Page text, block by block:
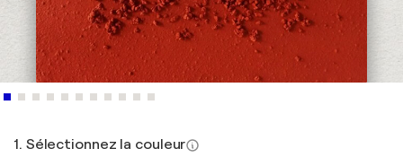
1. Sélectionnez la couleur